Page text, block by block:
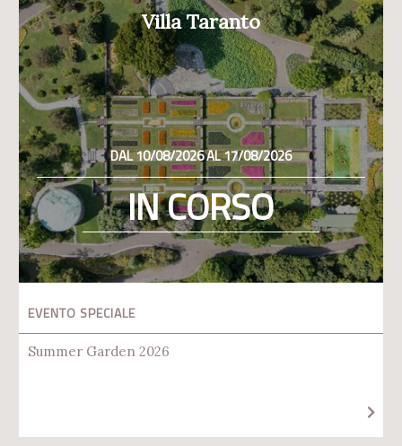
Villa Taranto
DAL 10/08/2026 AL 17/08/2026
IN CORSO
EVENTO SPECIALE
Summer Garden 2026